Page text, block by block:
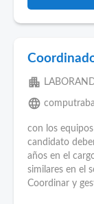
apartment
language
con los
candidato
años en el
similares en el
Coordinar y